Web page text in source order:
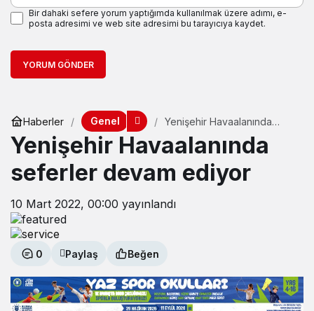
Bir dahaki sefere yorum yaptığımda kullanılmak üzere adımı, e-
posta adresimi ve web site adresimi bu tarayıcıya kaydet.
YORUM GÖNDER
Haberler Genel
Yenişehir Havaalanında
Yenişehir Havaalanında
seferler devam ediyor
10 Mart 2022, 00:00 yayınlandı
0 Paylaş Beğen